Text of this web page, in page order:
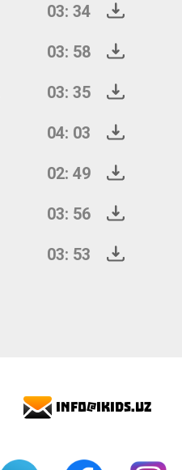
03: 34
03: 58
03: 35
04: 03
02: 49
03: 56
03: 53
info@ikids.uz